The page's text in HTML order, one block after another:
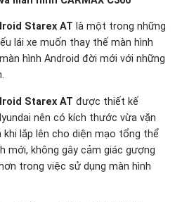
Starex AT là một trong những
lái xe muốn thay thế màn hình
hình Android đời mới với những
Starex AT được thiết kế
nên có kích thước vừa vặn
khi lắp lên cho diện mạo tổng thể
mới, không gây cảm giác gượng
trong việc sử dụng màn hình